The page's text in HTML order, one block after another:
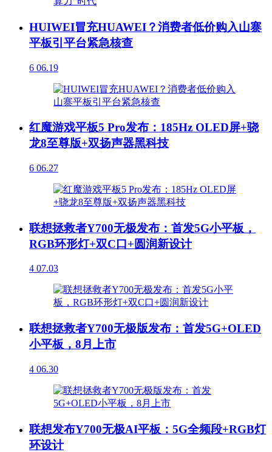
HUIWEI冒充HUAWEI？消费者低价购入山寨
平板引平台紧急核查
6 06.19
红魔游戏平板5 Pro发布：185Hz OLED屏+骁
龙8至尊版+双扬声器黑科技
6 06.27
联想拯救者Y700无极发布：首发5G小平板，
RGB环形灯+双C口+圆润新设计
4 07.03
联想拯救者Y700无极版发布：首发5G+OLED
小平板，8月上市
4 06.30
联想发布Y700无极AI平板：5G全频段+RGB灯
环设计